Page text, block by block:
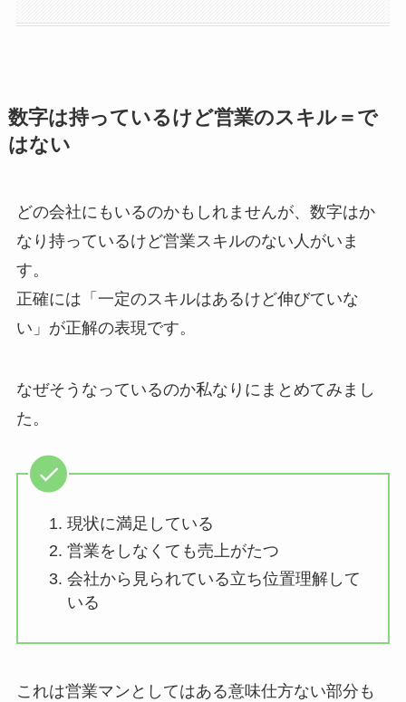
数字は持っているけど営業のスキル＝で
はない
どの会社にもいるのかもしれませんが、数字はか
なり持っているけど営業スキルのない人がいま
す。
正確には「一定のスキルはあるけど伸びていな
い」が正解の表現です。
なぜそうなっているのか私なりにまとめてみまし
た。
現状に満足している
営業をしなくても売上がたつ
会社から見られている立ち位置理解して
いる
これは営業マンとしてはある意味仕方ない部分も